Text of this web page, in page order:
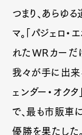
つまり、あらゆ
マ。「パジェロ・
れたWRカーだ
我々が手に出来
ェンダー・オク
で、最も市販車
優勝を果たした